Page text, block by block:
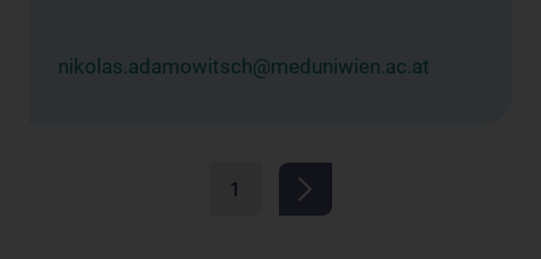
nikolas.adamowitsch@meduniwien.ac.at
1